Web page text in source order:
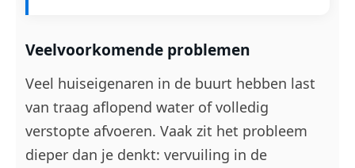
Veelvoorkomende problemen
Veel huiseigenaren in de buurt hebben last
van traag aflopend water of volledig
verstopte afvoeren. Vaak zit het probleem
dieper dan je denkt: vervuiling in de